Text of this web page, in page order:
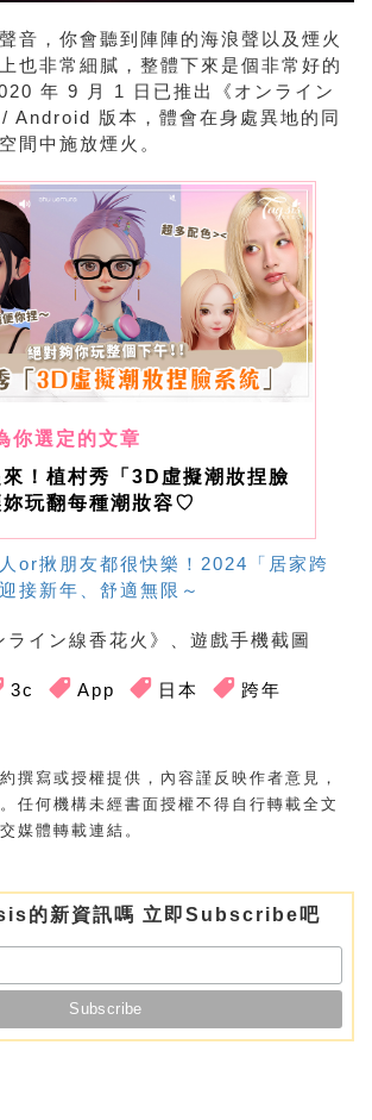
音，你會聽到陣陣的海浪聲以及煙火
也非常細膩，整體下來是個非常好的
年 9 月 1 日已推出《オンライン
Android 版本，體會在身處異地的同
間中施放煙火。
！植村秀「3D虛擬潮妝捏臉
妳玩翻每種潮妝容♡
or揪朋友都很快樂！2024「居家跨
接新年、舒適無限～
ライン線香花火》、遊戲手機截圖
3c App 日本 跨年
撰寫或授權提供，內容謹反映作者意見，
任何機構未經書面授權不得自行轉載全文
媒體轉載連結。
的新資訊嗎 立即Subscribe吧